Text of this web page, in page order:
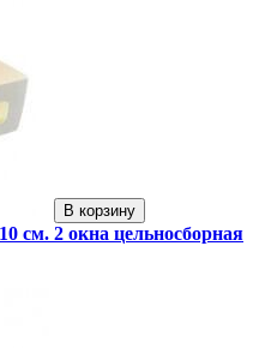
В корзину
см. 2 окна цельносборная